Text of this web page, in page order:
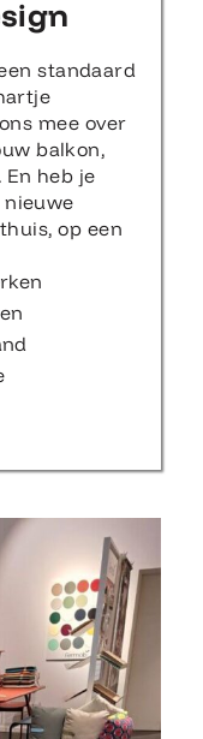
standaard
mee over
balkon,
heb je
nieuwe
op een